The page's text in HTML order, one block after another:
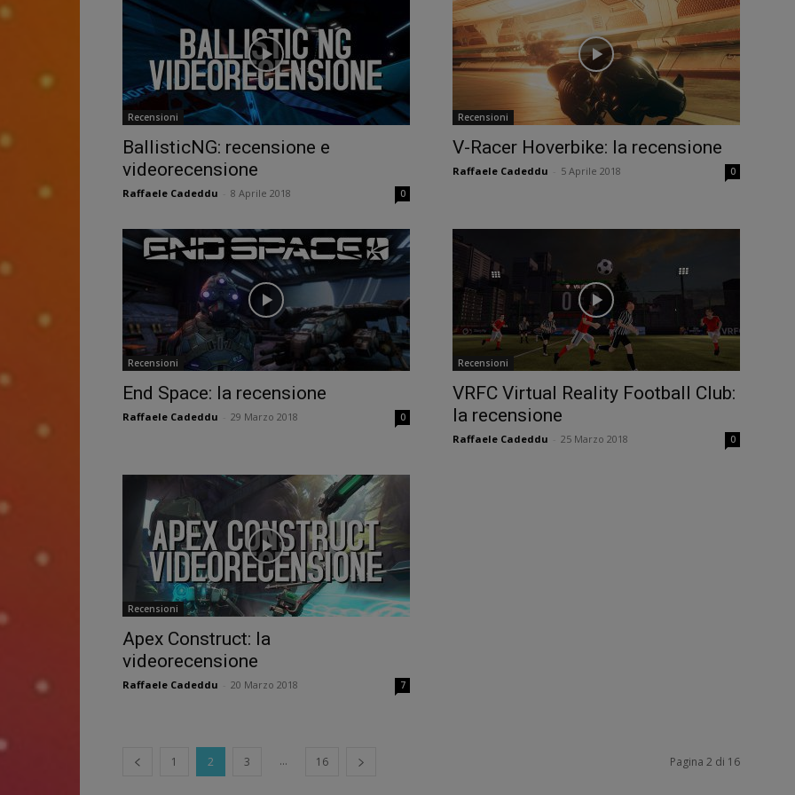
Recensioni
BallisticNG: recensione e
videorecensione
Raffaele Cadeddu 8 Aprile 2018 0
Recensioni
V-Racer Hoverbike: la recensione
Raffaele Cadeddu 5 Aprile 2018 0
Recensioni
End Space: la recensione
Raffaele Cadeddu 29 Marzo 2018 0
Recensioni
VRFC Virtual Reality Football Club:
la recensione
Raffaele Cadeddu 25 Marzo 2018 0
Recensioni
Apex Construct: la
videorecensione
Raffaele Cadeddu 20 Marzo 2018 7
1 2 3 ... 16 Pagina 2 di 16